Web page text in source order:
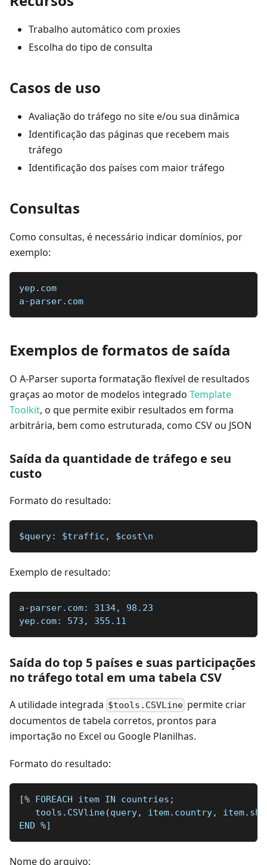
Trabalho automático com proxies
Escolha do tipo de consulta
Casos de uso
Avaliação do tráfego no site e/ou sua dinâmica
Identificação das páginas que recebem mais
tráfego
Identificação dos países com maior tráfego
Consultas
Como consultas, é necessário indicar domínios, por
exemplo:
yep.com
a-parser.com
Exemplos de formatos de saída
O A-Parser suporta formatação flexível de resultados
graças ao motor de modelos integrado Template
Toolkit, o que permite exibir resultados em forma
arbitrária, bem como estruturada, como CSV ou JSON
Saída da quantidade de tráfego e seu
custo
Formato do resultado:
$query: $traffic , $cost\n
Exemplo de resultado:
a-parser.com: 3134, 98.23
yep.com: 573, 355.11
Saída do top 5 países e suas participações
no tráfego total em uma tabela CSV
A utilidade integrada $tools.CSVLine permite criar
documentos de tabela corretos, prontos para
importação no Excel ou Google Planilhas.
Formato do resultado:
[% FOREACH item IN countries ;
   tools
. CSVline(query, item. country, item.
END %]
Nome do arquivo: